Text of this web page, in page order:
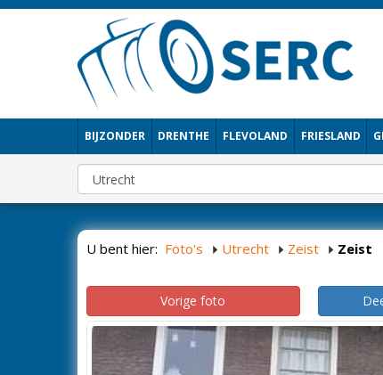
BIJZONDER DRENTHE FLEVOLAND FRIESLAND
U bent hier: Foto's Utrecht Zeist Zeist
Vorige foto